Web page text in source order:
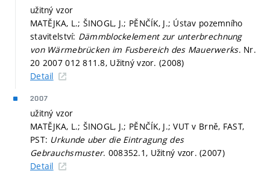
užitný vzor
MATĚJKA, L.; ŠINOGL, J.; PĚNČÍK, J.; Ústav pozemního
stavitelství: Dämmblockelement zur unterbrechnung
von Wärmebrücken im Fusbereich des Mauerwerks. Nr.
20 2007 012 811.8, Užitný vzor. (2008)
Detail
2007
užitný vzor
MATĚJKA, L.; ŠINOGL, J.; PĚNČÍK, J.; VUT v Brně, FAST,
PST: Urkunde uber die Eintragung des
Gebrauchsmuster. 008352.1, Užitný vzor. (2007)
Detail